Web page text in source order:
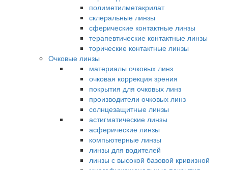
полиметилметакрилат
склеральные линзы
сферические контактные линзы
терапевтические контактные линзы
торические контактные линзы
Очковые линзы
материалы очковых линз
очковая коррекция зрения
покрытия для очковых линз
производители очковых линз
солнцезащитные линзы
астигматические линзы
асферические линзы
компьютерные линзы
линзы для водителей
линзы с высокой базовой кривизной